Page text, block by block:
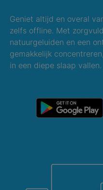
Geniet altijd en overal
zelfs offline. Met
natuurgeluiden en een
gemakkelijk
in een diepe slaap vallen.